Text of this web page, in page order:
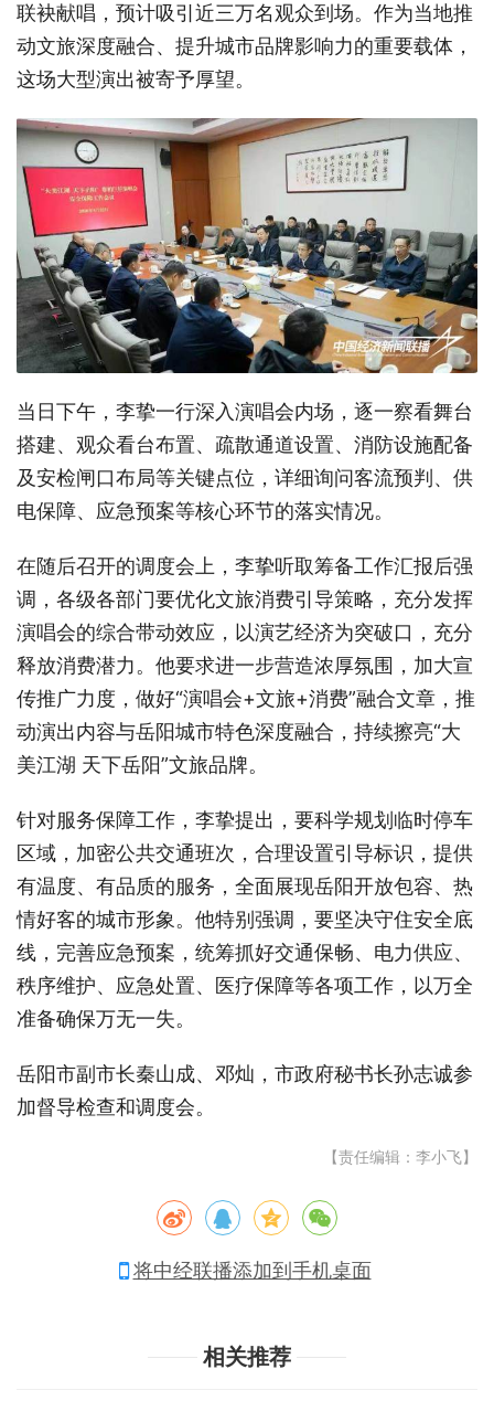
联袂献唱，预计吸引近三万名观众到场。作为当地推
动文旅深度融合、提升城市品牌影响力的重要载体，
这场大型演出被寄予厚望。
当日下午，李挚一行深入演唱会内场，逐一察看舞台
搭建、观众看台布置、疏散通道设置、消防设施配备
及安检闸口布局等关键点位，详细询问客流预判、供
电保障、应急预案等核心环节的落实情况。
在随后召开的调度会上，李挚听取筹备工作汇报后强
调，各级各部门要优化文旅消费引导策略，充分发挥
演唱会的综合带动效应，以演艺经济为突破口，充分
释放消费潜力。他要求进一步营造浓厚氛围，加大宣
传推广力度，做好“演唱会+文旅+消费”融合文章，推
动演出内容与岳阳城市特色深度融合，持续擦亮“大
美江湖 天下岳阳”文旅品牌。
针对服务保障工作，李挚提出，要科学规划临时停车
区域，加密公共交通班次，合理设置引导标识，提供
有温度、有品质的服务，全面展现岳阳开放包容、热
情好客的城市形象。他特别强调，要坚决守住安全底
线，完善应急预案，统筹抓好交通保畅、电力供应、
秩序维护、应急处置、医疗保障等各项工作，以万全
准备确保万无一失。
岳阳市副市长秦山成、邓灿，市政府秘书长孙志诚参
加督导检查和调度会。
【责任编辑：李小飞】
将中经联播添加到手机桌面
相关推荐